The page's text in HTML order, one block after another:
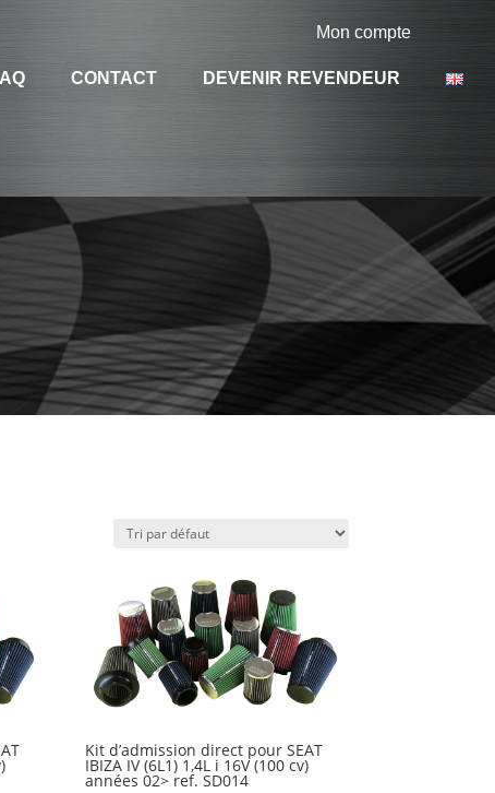
Mon compte
CONTACT DEVENIR REVENDEUR
Kit d’admission direct pour SEAT
IBIZA IV (6L1) 1,4L i 16V (100 cv)
années 02> ref. SD014